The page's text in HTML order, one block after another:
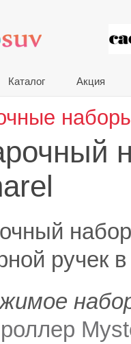
Каталог Акция
ручек